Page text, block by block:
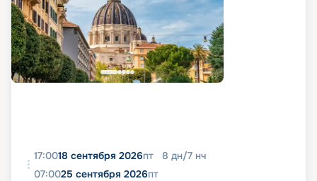
17:0018 сентября 2026пт 8 дн/7 нч
07:0025 сентября 2026пт